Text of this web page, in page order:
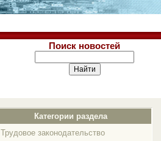
Поиск новостей
Категории раздела
Трудовое законодательство